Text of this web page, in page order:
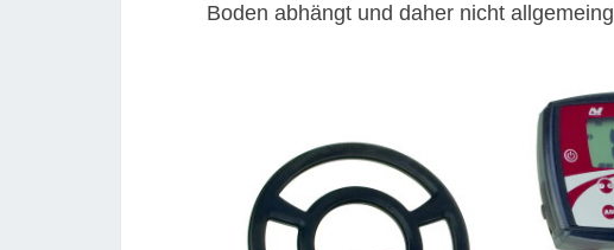
Boden abhängt und daher nicht